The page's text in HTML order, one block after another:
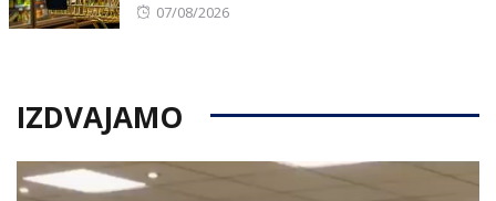
Posted
07/08/2026
IZDVAJAMO